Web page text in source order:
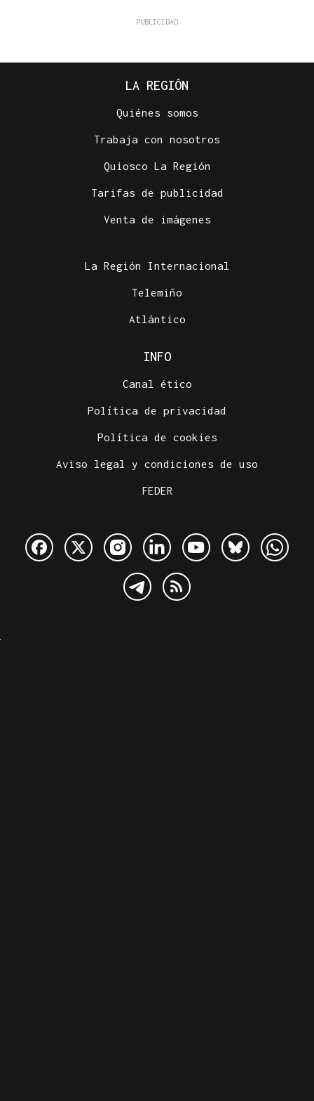
LA REGIÓN
Quiénes somos
Trabaja con nosotros
Quiosco La Región
Tarifas de publicidad
Venta de imágenes
La Región Internacional
Telemiño
Atlántico
INFO
Canal ético
Política de privacidad
Política de cookies
Aviso legal y condiciones de uso
FEDER